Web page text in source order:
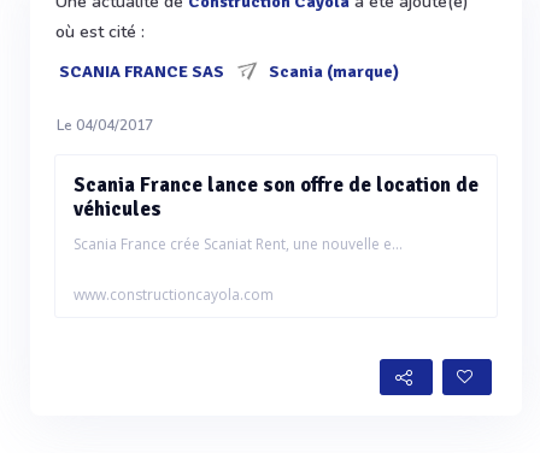
où est cité :
SCANIA FRANCE SAS Scania (marque)
Le 04/04/2017
Scania France lance son offre de location de
véhicules
Scania France crée Scaniat Rent, une nouvelle e...
www.constructioncayola.com